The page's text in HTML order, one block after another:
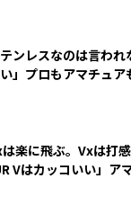
テンレスなのは言わ
」プロもアマチュア
は楽に飛ぶ。Vxは打感
Vはカッコいい」ア